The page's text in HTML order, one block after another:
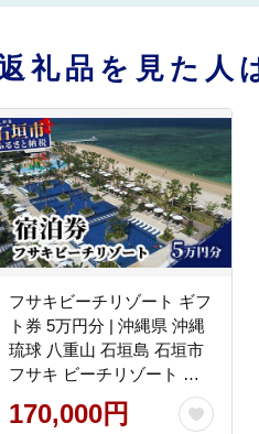
礼品を見た人
フサキビーチリゾート ギフ
ト券 5万円分 | 沖縄県 沖縄
琉球 八重山 石垣島 石垣市
フサキ ビーチリゾート 宿
泊券 国内旅行 リゾート ホ
テル 旅 旅行 宿泊補助券 観
170,000円